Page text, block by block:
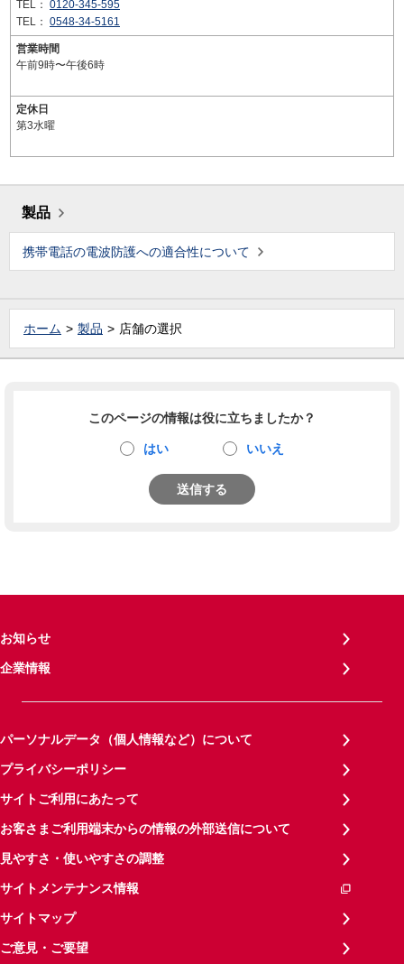
TEL： 0120-345-595
TEL： 0548-34-5161
営業時間
午前9時〜午後6時
定休日
第3水曜
製品
携帯電話の電波防護への適合性について
ホーム 製品 店舗の選択
このページの情報は役に立ちましたか？
はい いいえ
送信する
お知らせ
企業情報
パーソナルデータ（個人情報など）について
プライバシーポリシー
サイトご利用にあたって
お客さまご利用端末からの情報の外部送信について
見やすさ・使いやすさの調整
サイトメンテナンス情報
サイトマップ
ご意見・ご要望